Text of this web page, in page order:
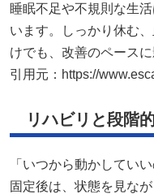
睡眠不足や不規則な生
います。しっかり休む
けでも、改善のペース
引用元： https://
リハビリと段階
「いつから動かしてい
固定後は、状態を見な